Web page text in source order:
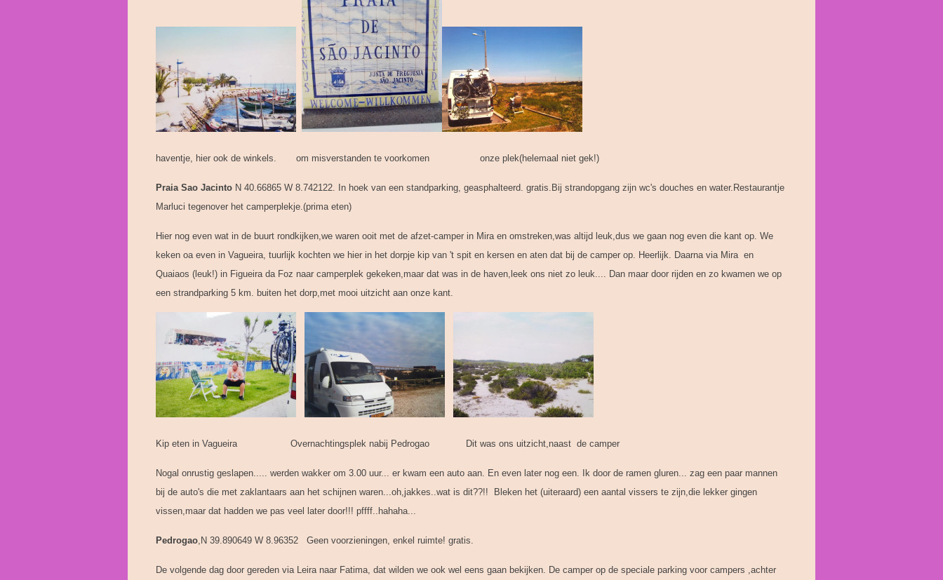
haventje, hier ook de winkels. om misverstanden te voorkomen onze plek(helemaal niet gek!)
Praia Sao Jacinto N 40.66865 W 8.742122. In hoek van een standparking, geasphalteerd. gratis.Bij strandopgang zijn wc's douches en water.Restaurantje
Marluci tegenover het camperplekje.(prima eten)
Hier nog even wat in de buurt rondkijken,we waren ooit met de afzet-camper in Mira en omstreken,was altijd leuk,dus we gaan nog even die kant op. We
keken oa even in Vagueira, tuurlijk kochten we hier in het dorpje kip van 't spit en kersen en aten dat bij de camper op. Heerlijk. Daarna via Mira en
Quaiaos (leuk!) in Figueira da Foz naar camperplek gekeken,maar dat was in de haven,leek ons niet zo leuk.... Dan maar door rijden en zo kwamen we op
een strandparking 5 km. buiten het dorp,met mooi uitzicht aan onze kant.
Kip eten in Vagueira Overnachtingsplek nabij Pedrogao Dit was ons uitzicht,naast de camper
Nogal onrustig geslapen..... werden wakker om 3.00 uur... er kwam een auto aan. En even later nog een. Ik door de ramen gluren... zag een paar mannen
bij de auto's die met zaklantaars aan het schijnen waren...oh,jakkes..wat is dit??!! Bleken het (uiteraard) een aantal vissers te zijn,die lekker gingen
vissen,maar dat hadden we pas veel later door!!! pffff..hahaha...
Pedrogao ,N 39.890649 W 8.96352 Geen voorzieningen, enkel ruimte! gratis.
De volgende dag door gereden via Leira naar Fatima, dat wilden we ook wel eens gaan bekijken. De camper op de speciale parking voor campers ,achter